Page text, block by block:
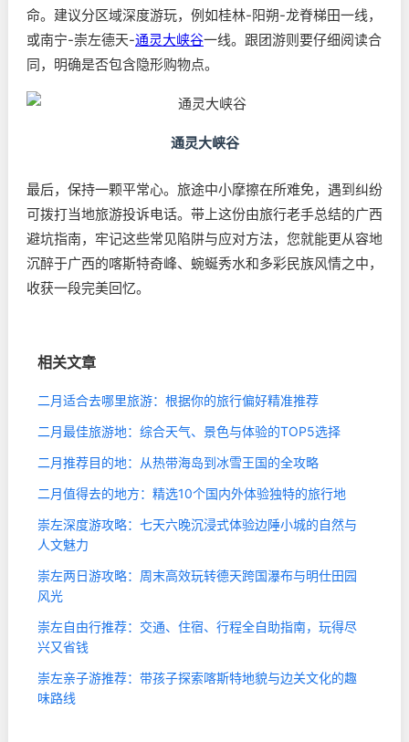
命。建议分区域深度游玩，例如桂林-阳朔-龙脊梯田一线，
或南宁-崇左德天-通灵大峡谷一线。跟团游则要仔细阅读合
同，明确是否包含隐形购物点。
通灵大峡谷
最后，保持一颗平常心。旅途中小摩擦在所难免，遇到纠纷
可拨打当地旅游投诉电话。带上这份由旅行老手总结的广西
避坑指南，牢记这些常见陷阱与应对方法，您就能更从容地
沉醉于广西的喀斯特奇峰、蜿蜒秀水和多彩民族风情之中，
收获一段完美回忆。
相关文章
二月适合去哪里旅游：根据你的旅行偏好精准推荐
二月最佳旅游地：综合天气、景色与体验的TOP5选择
二月推荐目的地：从热带海岛到冰雪王国的全攻略
二月值得去的地方：精选10个国内外体验独特的旅行地
崇左深度游攻略：七天六晚沉浸式体验边陲小城的自然与
人文魅力
崇左两日游攻略：周末高效玩转德天跨国瀑布与明仕田园
风光
崇左自由行推荐：交通、住宿、行程全自助指南，玩得尽
兴又省钱
崇左亲子游推荐：带孩子探索喀斯特地貌与边关文化的趣
味路线